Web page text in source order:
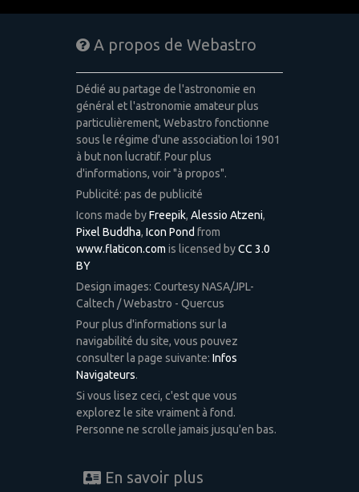
A propos de Webastro
Dédié au partage de l'astronomie en
général et l'astronomie amateur plus
particulièrement, Webastro fonctionne
sous le régime d'une association loi 1901
à but non lucratif. Pour plus
d'informations, voir "à propos".
Publicité: pas de publicité
Icons made byFreepik, Alessio Atzeni,
Pixel Buddha, Icon Pond from
www.flaticon.com is licensed byCC 3.0
BY
Design images: Courtesy NASA/JPL-
Caltech / Webastro - Quercus
Pour plus d'informations sur la
navigabilité du site, vous pouvez
consulter la page suivante: Infos
Navigateurs.
Si vous lisez ceci, c'est que vous
explorez le site vraiment à fond.
Personne ne scrolle jamais jusqu'en bas.
En savoir plus